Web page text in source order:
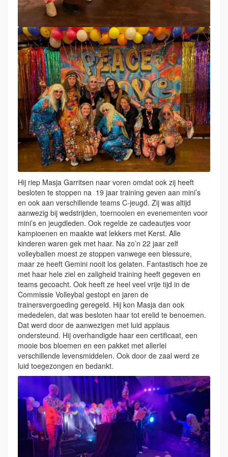
Hij riep Masja Garritsen naar voren omdat ook zij heeft
besloten te stoppen na 19 jaar training geven aan mini’s
en ook aan verschillende teams C-jeugd. Zij was altijd
aanwezig bij wedstrijden, toernooien en evenementen voor
mini’s en jeugdleden. Ook regelde ze cadeautjes voor
kampioenen en maakte wat lekkers met Kerst. Alle
kinderen waren gek met haar. Na zo’n 22 jaar zelf
volleyballen moest ze stoppen vanwege een blessure,
maar ze heeft Gemini nooit los gelaten. Fantastisch hoe ze
met haar hele ziel en zaligheid training heeft gegeven en
teams gecoacht. Ook heeft ze heel veel vrije tijd in de
Commissie Volleybal gestopt en jaren de
trainersvergoeding geregeld. Hij kon Masja dan ook
mededelen, dat was besloten haar tot erelid te benoemen.
Dat werd door de aanwezigen met luid applaus
ondersteund. Hij overhandigde haar een certificaat, een
mooie bos bloemen en een pakket met allerlei
verschillende levensmiddelen. Ook door de zaal werd ze
luid toegezongen en bedankt.